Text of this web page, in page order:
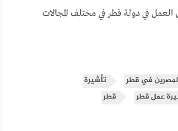
العمل في دولة قطر في مختلف المجالات
في قطر
تأشيرة
عمل قطر قطر